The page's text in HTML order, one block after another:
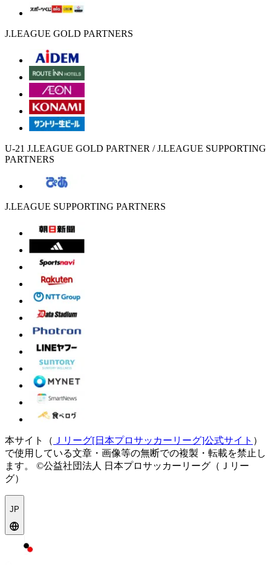
J.LEAGUE GOLD PARTNERS
U-21 J.LEAGUE GOLD PARTNER / J.LEAGUE SUPPORTING
PARTNERS
J.LEAGUE SUPPORTING PARTNERS
本サイト（ Ｊリーグ[日本プロサッカーリーグ]公式サイト ）
で使用している文章・画像等の無断での複製・転載を禁止し
ます。
©公益社団法人 日本プロサッカーリーグ（Ｊリー
グ）
JP